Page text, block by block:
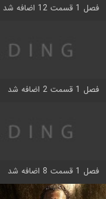
فصل 1 قسمت 12 اضافه شد
فصل 1 قسمت 2 اضافه شد
فصل 1 قسمت 8 اضافه شد